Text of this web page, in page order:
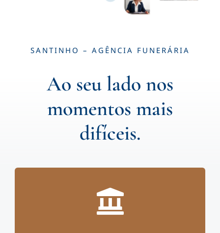
SANTINHO – AGÊNCIA FUNERÁRIA
Ao seu lado nos
momentos mais
difíceis.